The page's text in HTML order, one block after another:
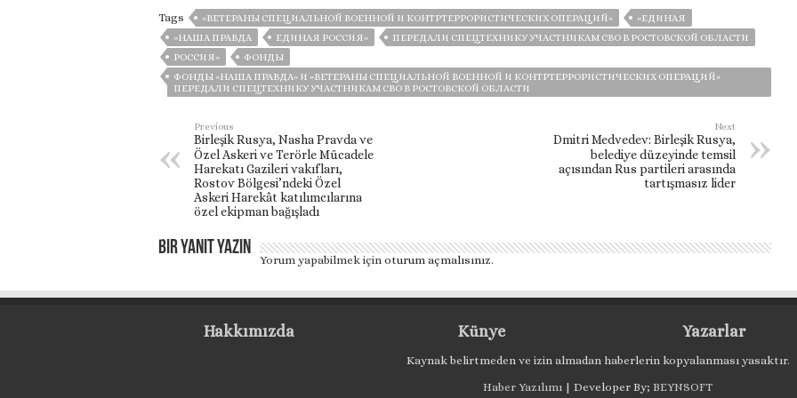
Tags «ВЕТЕРАНЫ СПЕЦИАЛЬНОЙ ВОЕННОЙ И КОНТРТЕРРОРИСТИЧЕСКИХ ОПЕРАЦИЙ»
«ЕДИНАЯ
«НАША ПРАВДА
ЕДИНАЯ РОССИЯ»
ПЕРЕДАЛИ СПЕЦТЕХНИКУ УЧАСТНИКАМ СВО В РОСТОВСКОЙ ОБЛАСТИ
РОССИЯ»
ФОНДЫ
ФОНДЫ «НАША ПРАВДА» И «ВЕТЕРАНЫ СПЕЦИАЛЬНОЙ ВОЕННОЙ И КОНТРТЕРРОРИСТИЧЕСКИХ ОПЕРАЦИЙ»
ПЕРЕДАЛИ СПЕЦТЕХНИКУ УЧАСТНИКАМ СВО В РОСТОВСКОЙ ОБЛАСТИ
Previous
Birleşik Rusya, Nasha Pravda ve
Özel Askeri ve Terörle Mücadele
Harekatı Gazileri vakıfları,
Rostov Bölgesi’ndeki Özel
Askeri Harekât katılımcılarına
özel ekipman bağışladı
Next
Dmitri Medvedev: Birleşik Rusya,
belediye düzeyinde temsil
açısından Rus partileri arasında
tartışmasız lider
Bir yanıt yazın
Yorum yapabilmek için oturum açmalısınız.
Hakkımızda Künye Yazarlar
Kaynak belirtmeden ve izin almadan haberlerin kopyalanması yasaktır.
Haber Yazılımı | Developer By; BEYNSOFT